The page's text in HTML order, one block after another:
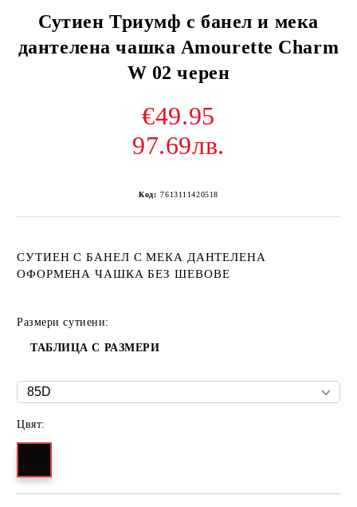
Сутиен Триумф с банел и мека
дантелена чашка Amourette Charm
W 02 черен
€49.95
97.69лв.
Код: 7613111420518
СУТИЕН С БАНЕЛ С МЕКА ДАНТЕЛЕНА
ОФОРМЕНА ЧАШКА БЕЗ ШЕВОВЕ
Размери сутиени:
ТАБЛИЦА С РАЗМЕРИ
Цвят: